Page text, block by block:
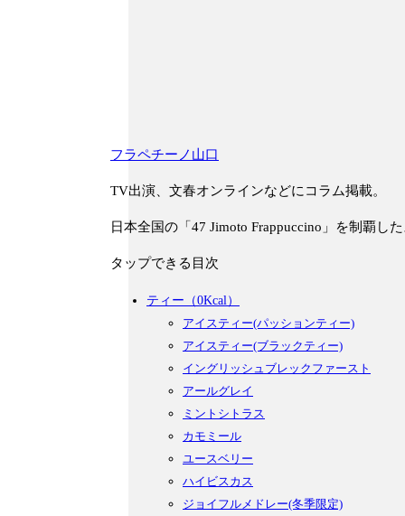
フラペチーノ山口
TV出演、文春オンラインなどにコラム掲載。
日本全国の「47 Jimoto Frappuccino」を制覇した
タップできる目次
ティー（0Kcal）
アイスティー(パッションティー)
アイスティー(ブラックティー)
イングリッシュブレックファースト
アールグレイ
ミントシトラス
カモミール
ユースベリー
ハイビスカス
ジョイフルメドレー(冬季限定)